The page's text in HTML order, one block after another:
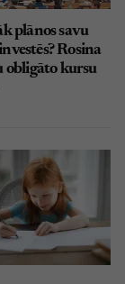
plānos savu
Rosina
obligāto kursu